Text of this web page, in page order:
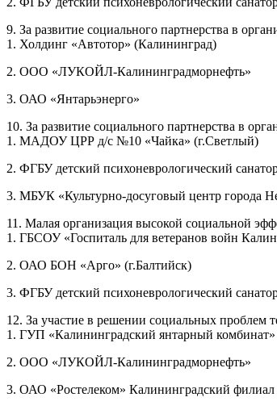
9. За развитие социального партнерства в
1. Холдинг «Автотор» (Калининград)
2. ООО «ЛУКОЙЛ-Калининградморнефть»
3. ОАО «Янтарьэнерго»
10. За развитие социального партнерства в
1. МАДОУ ЦРР д/с №10 «Чайка» (г.Светлый)
2. ФГБУ детский психоневрологический
3. МБУК «Культурно-досуговый центр города
11. Малая организация высокой социальной
1. ГБСОУ «Госпиталь для ветеранов войн
2. ОАО БОН «Арго» (г.Балтийск)
3. ФГБУ детский психоневрологический
12. За участие в решении социальных проблем
1. ГУП «Калининградский янтарный
2. ООО «ЛУКОЙЛ-Калининградморнефть»
3. ОАО «Ростелеком» Калининградский филиал